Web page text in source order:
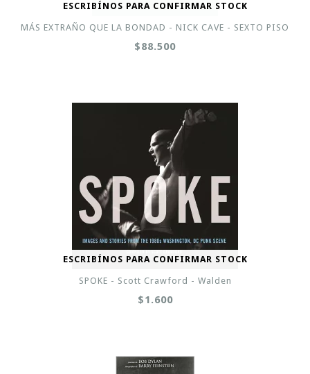
ESCRIBÍNOS PARA CONFIRMAR STOCK
MÁS EXTRAÑO QUE LA BONDAD - NICK CAVE - SEXTO PISO
$88.500
ESCRIBÍNOS PARA CONFIRMAR STOCK
SPOKE - Scott Crawford - Walden
$1.600